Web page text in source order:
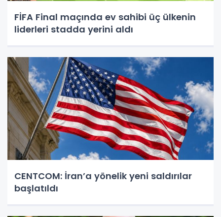
FİFA Final maçında ev sahibi üç ülkenin
liderleri stadda yerini aldı
CENTCOM: İran’a yönelik yeni saldırılar
başlatıldı